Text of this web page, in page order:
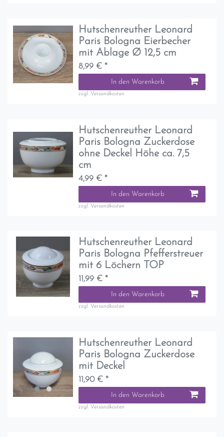
Hutschenreuther Leonard
Paris Bologna Eierbecher
mit Ablage Ø 12,5 cm
8,99 € *
In den Warenkorb
zzgl. Versandkosten
Hutschenreuther Leonard
Paris Bologna Zuckerdose
ohne Deckel Höhe ca. 7,5
cm
4,99 € *
In den Warenkorb
zzgl. Versandkosten
Hutschenreuther Leonard
Paris Bologna Pfefferstreuer
mit 6 Löchern TOP
11,99 € *
In den Warenkorb
zzgl. Versandkosten
Hutschenreuther Leonard
Paris Bologna Zuckerdose
mit Deckel
11,90 € *
In den Warenkorb
zzgl. Versandkosten